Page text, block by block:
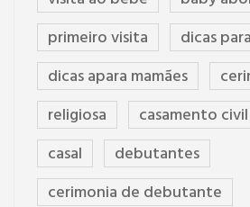
primeiro visita
dicas
dicas apara mamães
religiosa
casamento civil
casal
debutantes
cerimonia de debutante